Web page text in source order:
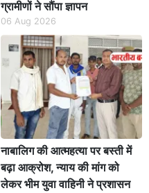
ग्रामीणों ने सौंपा ज्ञापन
06 Aug 2026
नाबालिग की आत्महत्या पर बस्ती में
बढ़ा आक्रोश, न्याय की मांग को
लेकर भीम युवा वाहिनी ने प्रशासन